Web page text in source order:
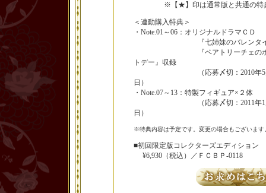
※【★】印は通常版と共通の特
＜連動購入特典＞
・Note.01～06：オリジナルドラマＣＤ
『七姉妹のバレンタイ
『ベアトリーチェのホ
トデー』収録
（応募〆切：2010年5
日）
・Note.07～13：特製フィギュア×２体
（応募〆切：2011年1
日）
※特典内容は予定です。変更の場合もございます
■初回限定版コレクターズエディション
¥6,930（税込）／ＦＣＢＰ-0118